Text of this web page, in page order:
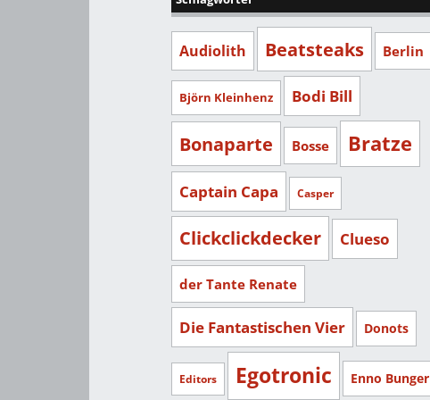
Audiolith Beatsteaks Berlin
Björn Kleinhenz Bodi Bill
Bonaparte Bosse Bratze
Captain Capa Casper
Clickclickdecker Clueso
der Tante Renate
Die Fantastischen Vier Donots
Editors Egotronic Enno Bunger